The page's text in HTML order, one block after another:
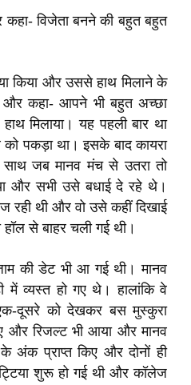
विजेता बनने की बहुत बहुत
किया और उससे हाथ मिलाने के
और कहा- आपने भी बहुत अच्छा
मिलाया। यह पहली बार था
पकड़ा था। इसके बाद कायरा
जब मानव मंच से उतरा तो
और सभी उसे बधाई दे रहे थे।
रही थी और वो उसे कहीं दिखाई
हॉल से बाहर चली गई थी।
की डेट भी आ गई थी। मानव
में व्यस्त हो गए थे। हालांकि वे
दूसरे को देखकर बस मुस्कुरा
और रिजल्ट भी आया और मानव
के अंक प्राप्त किए और दोनों ही
शुरू हो गई थी और कॉलेज